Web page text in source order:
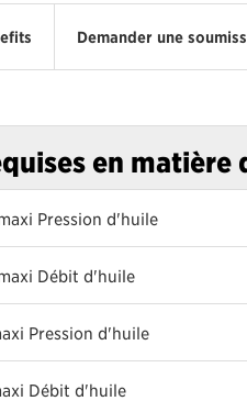
Demander une
en matière
Pression d'huile
Débit d'huile
Pression d'huile
Débit d'huile